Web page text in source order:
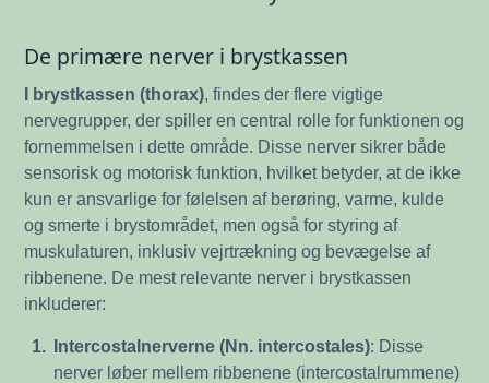
De primære nerver i brystkassen
I brystkassen (thorax) , findes der flere vigtige
nervegrupper, der spiller en central rolle for funktionen og
fornemmelsen i dette område. Disse nerver sikrer både
sensorisk og motorisk funktion, hvilket betyder, at de ikke
kun er ansvarlige for følelsen af berøring, varme, kulde
og smerte i brystområdet, men også for styring af
muskulaturen, inklusiv vejrtrækning og bevægelse af
ribbenene. De mest relevante nerver i brystkassen
inkluderer:
1. Intercostalnerverne (Nn. intercostales): Disse
nerver løber mellem ribbenene (intercostalrummene)